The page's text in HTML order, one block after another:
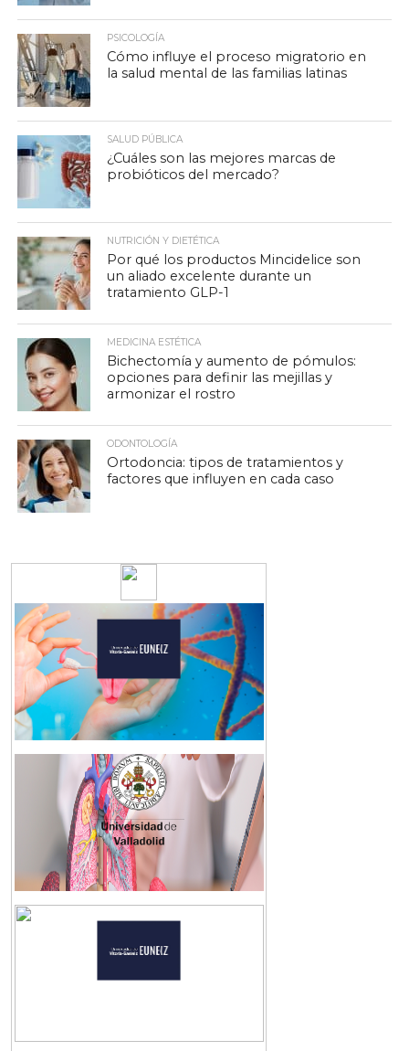
PSICOLOGÍA
Cómo influye el proceso migratorio en
la salud mental de las familias latinas
SALUD PÚBLICA
¿Cuáles son las mejores marcas de
probióticos del mercado?
NUTRICIÓN Y DIETÉTICA
Por qué los productos Mincidelice son
un aliado excelente durante un
tratamiento GLP-1
MEDICINA ESTÉTICA
Bichectomía y aumento de pómulos:
opciones para definir las mejillas y
armonizar el rostro
ODONTOLOGÍA
Ortodoncia: tipos de tratamientos y
factores que influyen en cada caso